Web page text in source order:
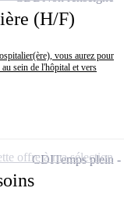
(H/F)
vous aurez pour
sein de l'hôpital et vers
CDITemps plein
offre à ma sélection